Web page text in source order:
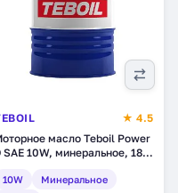
★ 4.5
масло Teboil Power
SAE 10W, минеральное, 180
10W
Минеральное